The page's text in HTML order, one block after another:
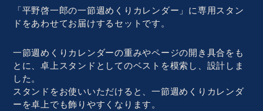
「平野啓一郎の一節週めくりカレンダー」に専用スタン
ドをあわせてお届けするセットです。
一節週めくりカレンダーの重みやページの開き具合をも
とに、卓上スタンドとしてのベストを模索し、設計しま
した。
スタンドをお使いいただけると、一節週めくりカレンダ
ーを卓上でも飾りやすくなります。